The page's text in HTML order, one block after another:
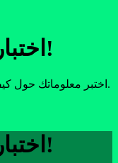
اختبار حياة الكثبان الرملية!
اختبر معلوماتك حول كيفية تكوّن الكثبان الرملية وتنوعها البيولوجي.
اختبار حياة الكثبان الرملية!